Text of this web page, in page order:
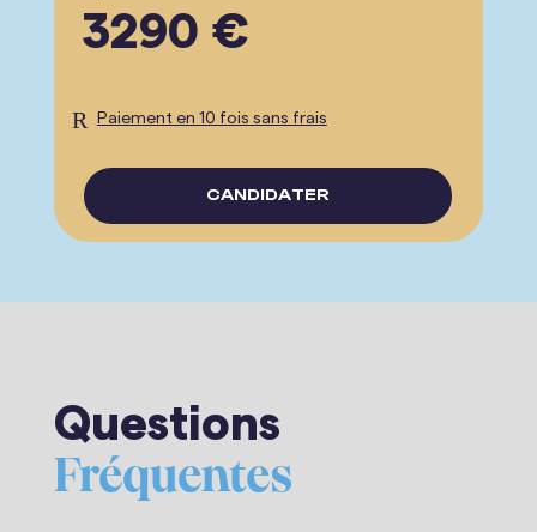
3290 €
R Paiement en 10 fois sans frais
CANDIDATER
Questions
Fréquentes